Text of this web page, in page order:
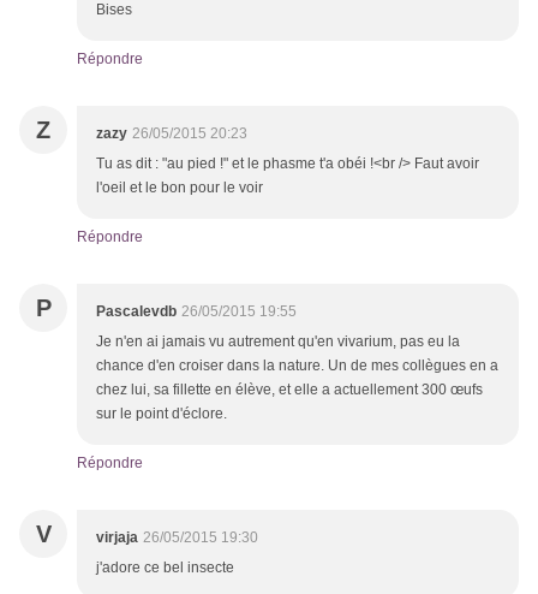
Bises
Répondre
Z zazy 26/05/2015 20:23
Tu as dit : "au pied !" et le phasme t'a obéi !<br /> Faut avoir
l'oeil et le bon pour le voir
Répondre
P Pascalevdb 26/05/2015 19:55
Je n'en ai jamais vu autrement qu'en vivarium, pas eu la
chance d'en croiser dans la nature. Un de mes collègues en a
chez lui, sa fillette en élève, et elle a actuellement 300 œufs
sur le point d'éclore.
Répondre
V virjaja 26/05/2015 19:30
j'adore ce bel insecte